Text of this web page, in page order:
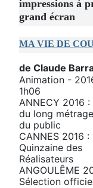
impressions à
grand écran
MA VIE DE
de Claude
Animation -
1h06
ANNECY 2016
du long
du public
CANNES 2016
Quinzaine des
Réalisateurs
ANGOULÊME
Sélection